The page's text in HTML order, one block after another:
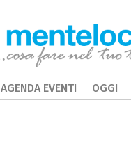
AGENDA EVENTI OGGI